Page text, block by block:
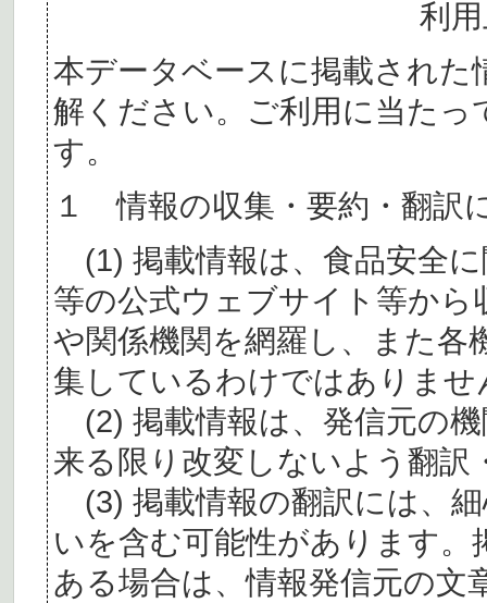
利
本データベースに掲載された
解ください。ご利用に当た
す。
１ 情報の収集・要約・翻訳
(1) 掲載情報は、食品安全
等の公式ウェブサイト等か
や関係機関を網羅し、また各
集しているわけではありませ
(2) 掲載情報は、発信元の
来る限り改変しないよう翻訳
(3) 掲載情報の翻訳には、
いを含む可能性があります。
ある場合は、情報発信元の文